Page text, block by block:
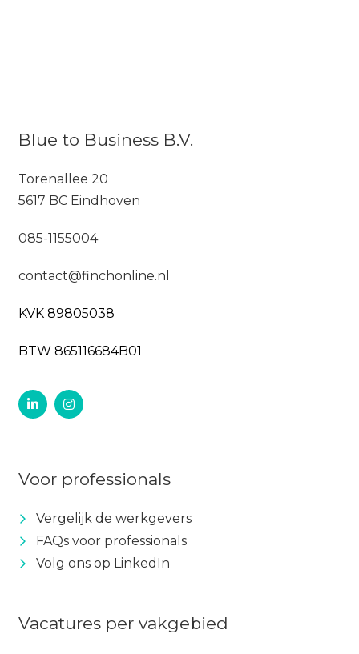
Blue to Business B.V.
Torenallee 20
5617 BC Eindhoven
085-1155004
contact@finchonline.nl
KVK 89805038
BTW 865116684B01
Voor professionals
Vergelijk de werkgevers
FAQs voor professionals
Volg ons op LinkedIn
Vacatures per vakgebied